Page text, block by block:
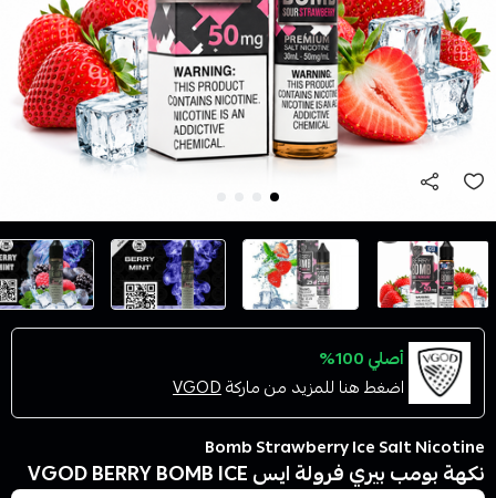
أصلي 100%
اضغط هنا للمزيد من ماركةVGOD
Bomb Strawberry Ice Salt Nicotine
نكهة بومب بيري فرولة ايس VGOD BERRY BOMB ICE